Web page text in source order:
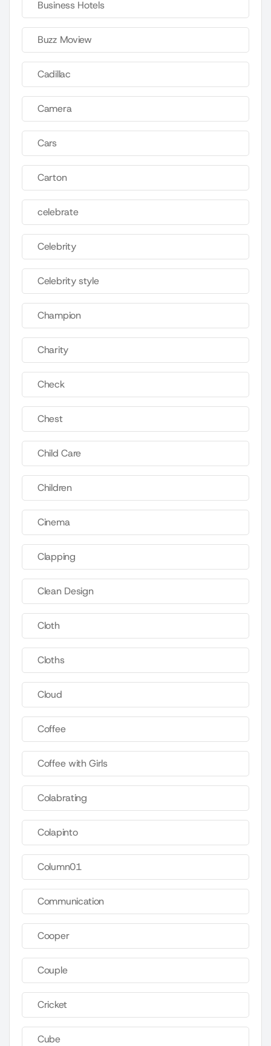
Business Hotels
Buzz Moview
Cadillac
Camera
Cars
Carton
celebrate
Celebrity
Celebrity style
Champion
Charity
Check
Chest
Child Care
Children
Cinema
Clapping
Clean Design
Cloth
Cloths
Cloud
Coffee
Coffee with Girls
Colabrating
Colapinto
Column01
Communication
Cooper
Couple
Cricket
Cube